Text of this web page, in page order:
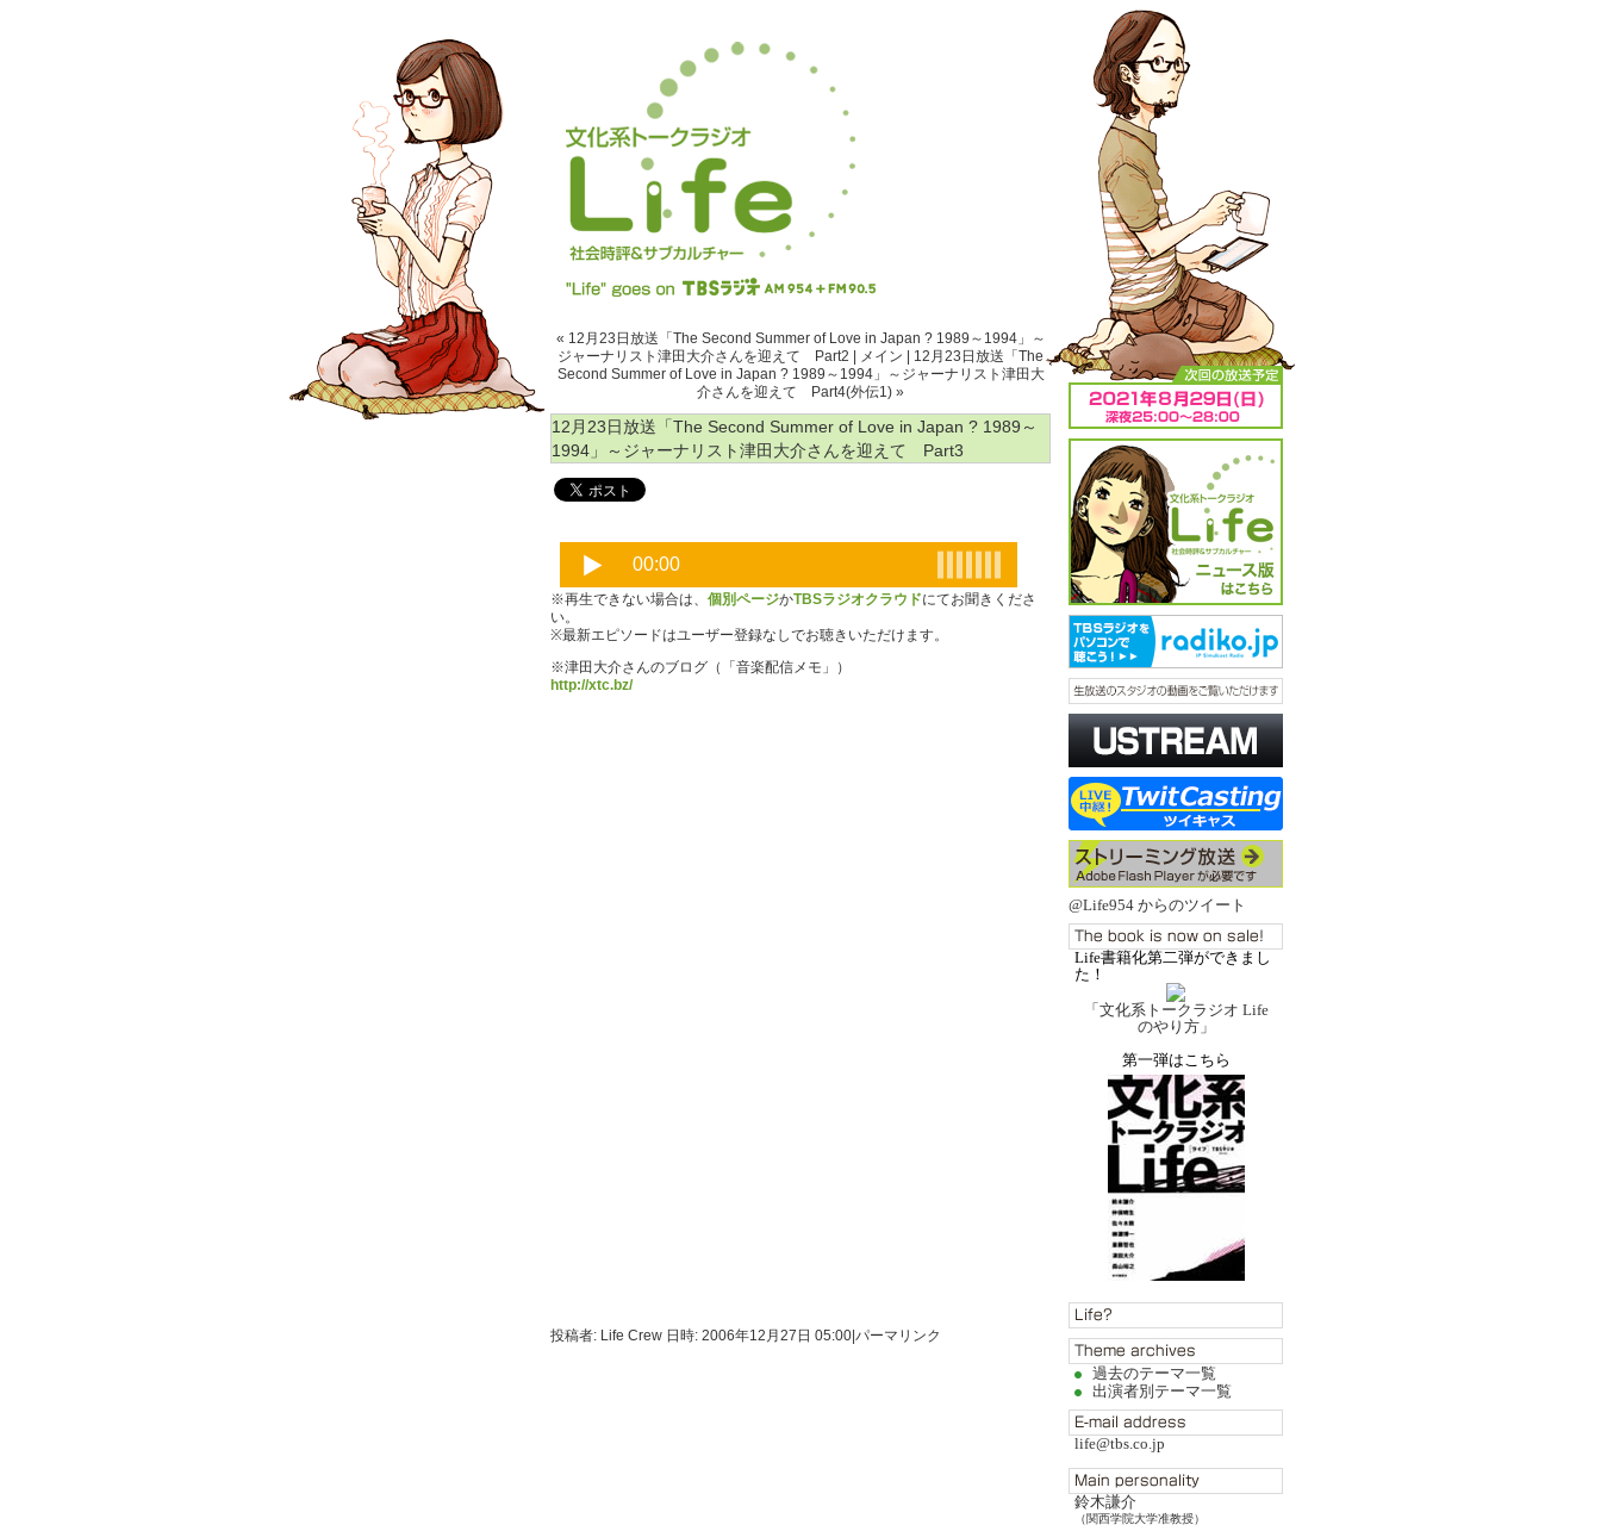
@Life954 からのツイート
Life書籍化第二弾ができまし
た！
「文化系トークラジオ Life
のやり方」
第一弾はこちら
過去のテーマ一覧
出演者別テーマ一覧
life@tbs.co.jp
鈴木謙介
（関西学院大学准教授）
« 12月23日放送「The Second Summer of Love in Japan ? 1989～1994」～
ジャーナリスト津田大介さんを迎えて Part2
メイン
12月23日放送「The
Second Summer of Love in Japan ? 1989～1994」～ジャーナリスト津田大
介さんを迎えて Part4(外伝1) »
12月23日放送「The Second Summer of Love in Japan ? 1989～
1994」～ジャーナリスト津田大介さんを迎えて Part3
※再生できない場合は、 個別ページかTBSラジオクラウドにてお聞きくださ
い。
※最新エピソードはユーザー登録なしでお聴きいただけます。
※津田大介さんのブログ（「音楽配信メモ」）
http://xtc.bz/
投稿者: Life Crew 日時: 2006年12月27日 05:00 パーマリンク